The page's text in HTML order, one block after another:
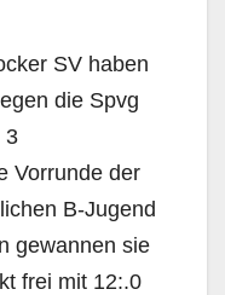
SV haben
die Spvg
3
Vorrunde der
B-Jugend
gewannen sie
frei mit 12:.0